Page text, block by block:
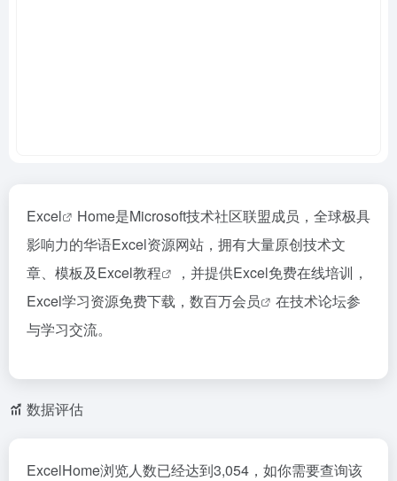
Excel
Home是Microsoft技术社区联盟成员，全球极具
影响力的华语Excel资源网站，拥有大量原创技术文
章、模板及Excel教程
，并提供Excel免费在线培训，
Excel学习资源免费下载，数百万会员
在技术论坛参
与学习交流。
数据评估
ExcelHome浏览人数已经达到3,054，如你需要查询该